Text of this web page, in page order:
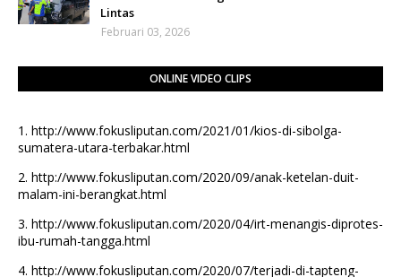
Lintas
Februari 03, 2026
ONLINE VIDEO CLIPS
1. http://www.fokusliputan.com/2021/01/kios-di-sibolga-
sumatera-utara-terbakar.html
2. http://www.fokusliputan.com/2020/09/anak-ketelan-duit-
malam-ini-berangkat.html
3. http://www.fokusliputan.com/2020/04/irt-menangis-diprotes-
ibu-rumah-tangga.html
4. http://www.fokusliputan.com/2020/07/terjadi-di-tapteng-